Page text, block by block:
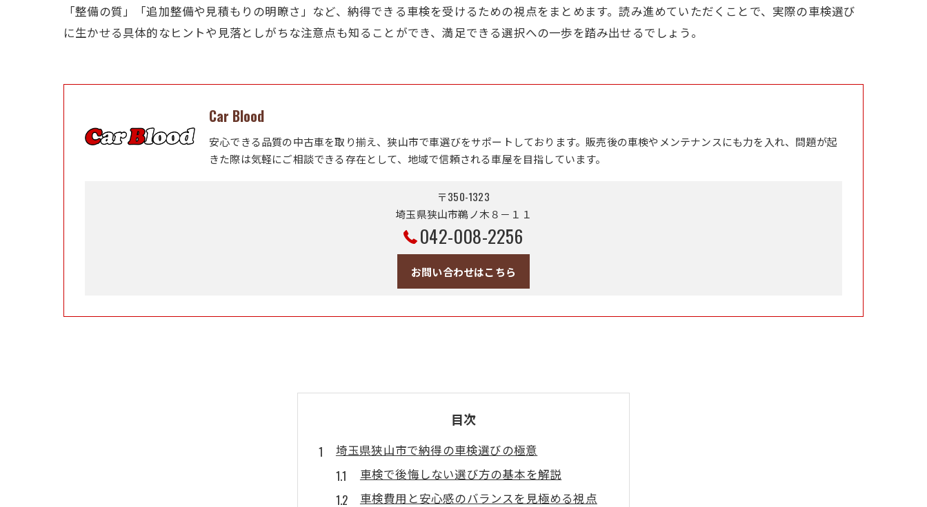
「整備の質」「追加整備や見積もりの明瞭さ」など、納得できる車検を受けるための視点をまとめます。読み進めていただくことで、実際の車検選び
に生かせる具体的なヒントや見落としがちな注意点も知ることができ、満足できる選択への一歩を踏み出せるでしょう。
Car Blood
安心できる品質の中古車を取り揃え、狭山市で車選びをサポートしております。販売後の車検やメンテナンスにも力を入れ、問題が起
きた際は気軽にご相談できる存在として、地域で信頼される車屋を目指しています。
〒350-1323
埼玉県狭山市鵜ノ木８－１１
042-008-2256
お問い合わせはこちら
目次
埼玉県狭山市で納得の車検選びの極意
車検で後悔しない選び方の基本を解説
車検費用と安心感のバランスを見極める視点